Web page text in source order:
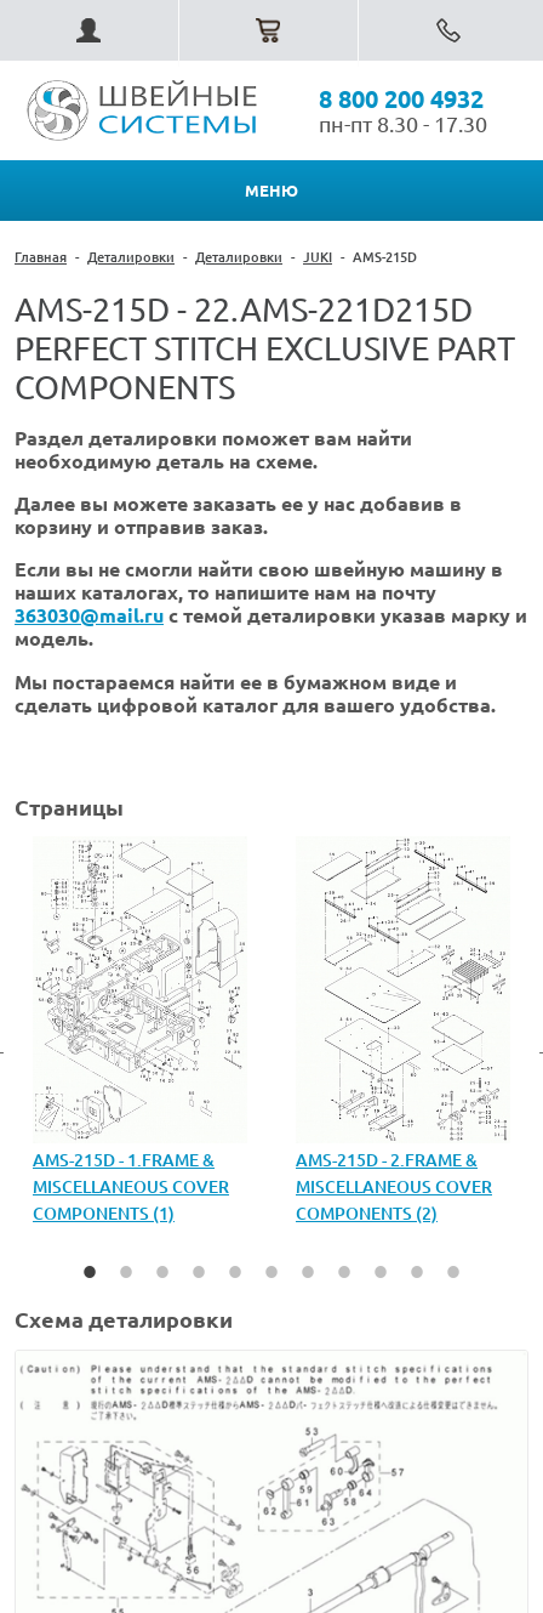
8 800 200 4932
пн-пт 8.30 - 17.30
МЕНЮ
Главная - Деталировки - Деталировки - JUKI - AMS-215D
AMS-215D - 22.AMS-221D215D
PERFECT STITCH EXCLUSIVE PART
COMPONENTS
Раздел деталировки поможет вам найти
необходимую деталь на схеме.
Далее вы можете заказать ее у нас добавив в
корзину и отправив заказ.
Если вы не смогли найти свою швейную машину в
наших каталогах, то напишите нам на почту
363030@mail.ru с темой деталировки указав марку и
модель.
Мы постараемся найти ее в бумажном виде и
сделать цифровой каталог для вашего удобства.
Страницы
AMS-215D - 1.FRAME &
MISCELLANEOUS COVER
COMPONENTS (1)
AMS-215D - 2.FRAME &
MISCELLANEOUS COVER
COMPONENTS (2)
Схема деталировки